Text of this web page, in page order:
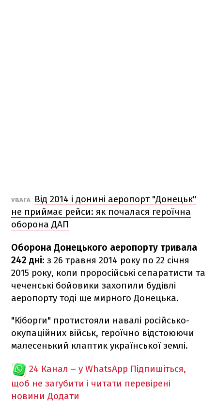
УВАГА
Від 2014 і донині аеропорт "Донецьк"
не приймає рейси: як почалася героїчна
оборона ДАП
Оборона Донецького аеропорту тривала
242 дні: з 26 травня 2014 року по 22 січня
2015 року, коли проросійські сепаратисти та
чеченські бойовики захопили будівлі
аеропорту тоді ще мирного Донецька.
"Кіборги" протистояли навалі російсько-
окупаційних військ, героїчно відстоюючи
малесенький клаптик української землі.
24 Канал – у WhatsApp Підпишіться,
щоб не загубити і читати перевірені
новини Додати